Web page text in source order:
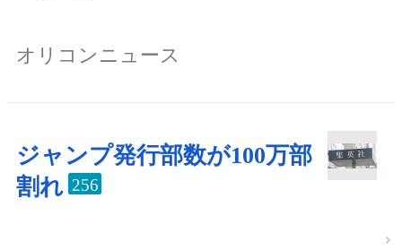
オリコンニュース
ジャンプ発行部数が100万部
割れ 256